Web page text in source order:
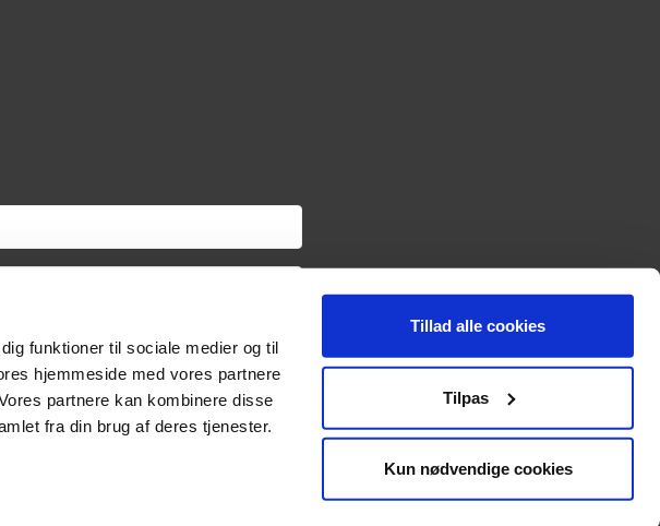
funktioner til sociale medier og til
hjemmeside med vores partnere
partnere kan kombinere disse
fra din brug af deres tjenester.
Tillad alle cookies
Tilpas
Kun nødvendige cookies
tilbage via afmeldingslinket i hver
nyhedsmail, indsamler vi oplysninger om dig via
behandlingen af dine personoplysninger og